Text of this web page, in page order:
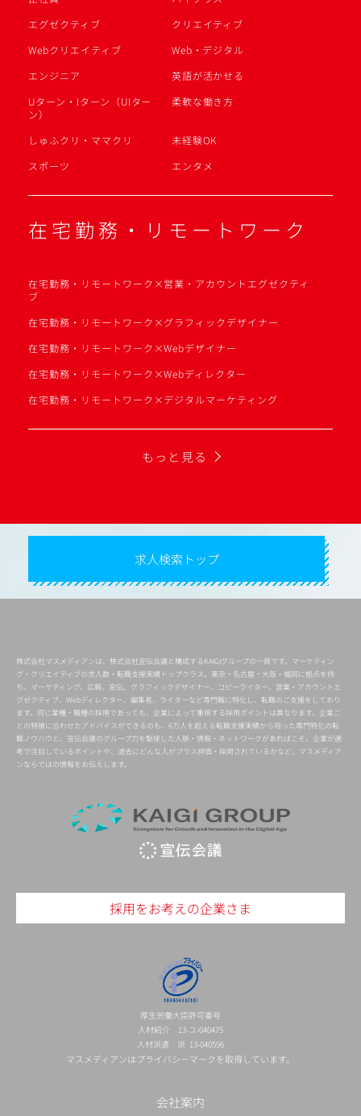
エグゼクティブ
クリエイティブ
Webクリエイティブ
Web・デジタル
エンジニア
英語が活かせる
Uターン・Iターン（UIター
ン）
柔軟な働き方
しゅふクリ・ママクリ
未経験OK
スポーツ
エンタメ
在宅勤務・リモートワーク
在宅勤務・リモートワーク×営業・アカウントエグゼクティ
ブ
在宅勤務・リモートワーク×グラフィックデザイナー
在宅勤務・リモートワーク×Webデザイナー
在宅勤務・リモートワーク×Webディレクター
在宅勤務・リモートワーク×デジタルマーケティング
もっと見る
求人検索トップ
株式会社マスメディアンは、株式会社宣伝会議と構成するKAIGIグループの一員です。マーケティン
グ・クリエイティブの求人数・転職支援実績トップクラス。東京・名古屋・大阪・福岡に拠点を持
ち、マーケティング、広報、宣伝、グラフィックデザイナー、コピーライター、営業・アカウントエ
グゼクティブ、Webディレクター、編集者、ライターなど専門職に特化し、転職のご支援をしており
ます。同じ業種・職種の採用であっても、企業によって重視する採用ポイントは異なります。企業ご
との特徴に合わせたアドバイスができるのも、6万人を超える転職支援実績から培った専門特化の転
職ノウハウと、宣伝会議のグループ力を駆使した人脈・情報・ネットワークがあればこそ。企業が選
考で注目しているポイントや、過去にどんな人がプラス評価・採用されているかなど、マスメディア
ンならではの情報をお伝えします。
採用をお考えの企業さま
厚生労働大臣許可番号
人材紹介 13-ユ-040475
人材派遣 派 13-040596
マスメディアンはプライバシーマークを取得しています。
会社案内